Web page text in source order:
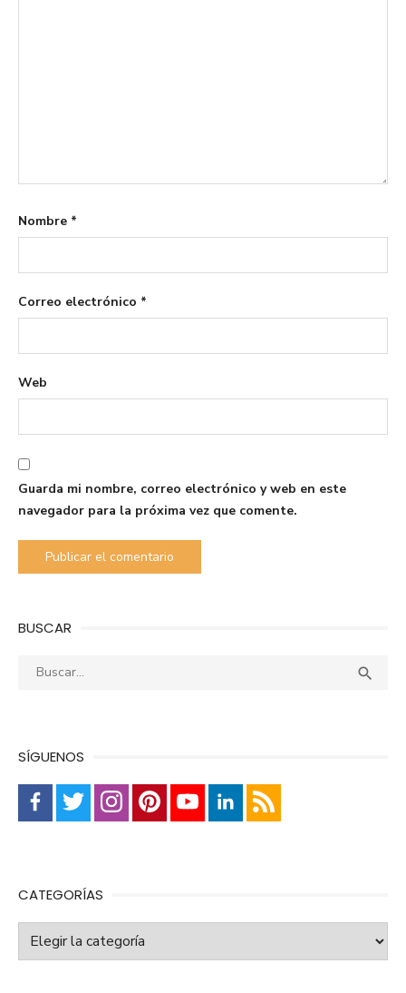
Nombre *
Correo electrónico *
Web
Guarda mi nombre, correo electrónico y web en este
navegador para la próxima vez que comente.
BUSCAR
Buscar: 
SÍGUENOS
CATEGORÍAS
Categorías